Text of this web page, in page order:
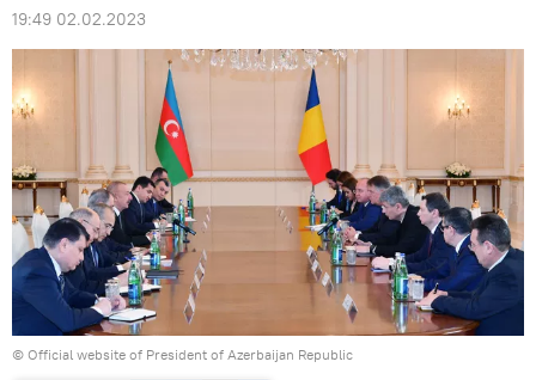
19:49 02.02.2023
© Official website of President of Azerbaijan Republic